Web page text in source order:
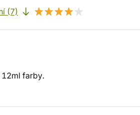
(7)
12ml farby.